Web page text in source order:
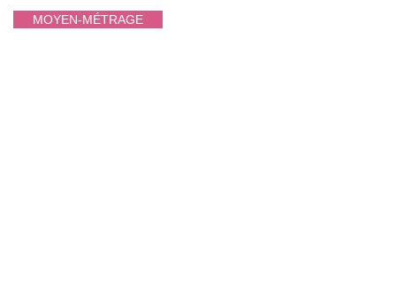
MOYEN-MÉTRAGE